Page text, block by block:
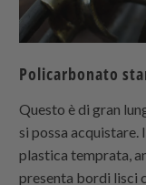
Policarbonato
Questo è di gran
si possa
plastica temprata,
presenta bordi lisci